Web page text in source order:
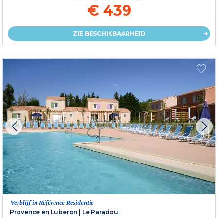
€ 439
ZIE BESCHIKBAARHEID
Verblijf in Référence Residentie
Provence en Luberon
Le Paradou